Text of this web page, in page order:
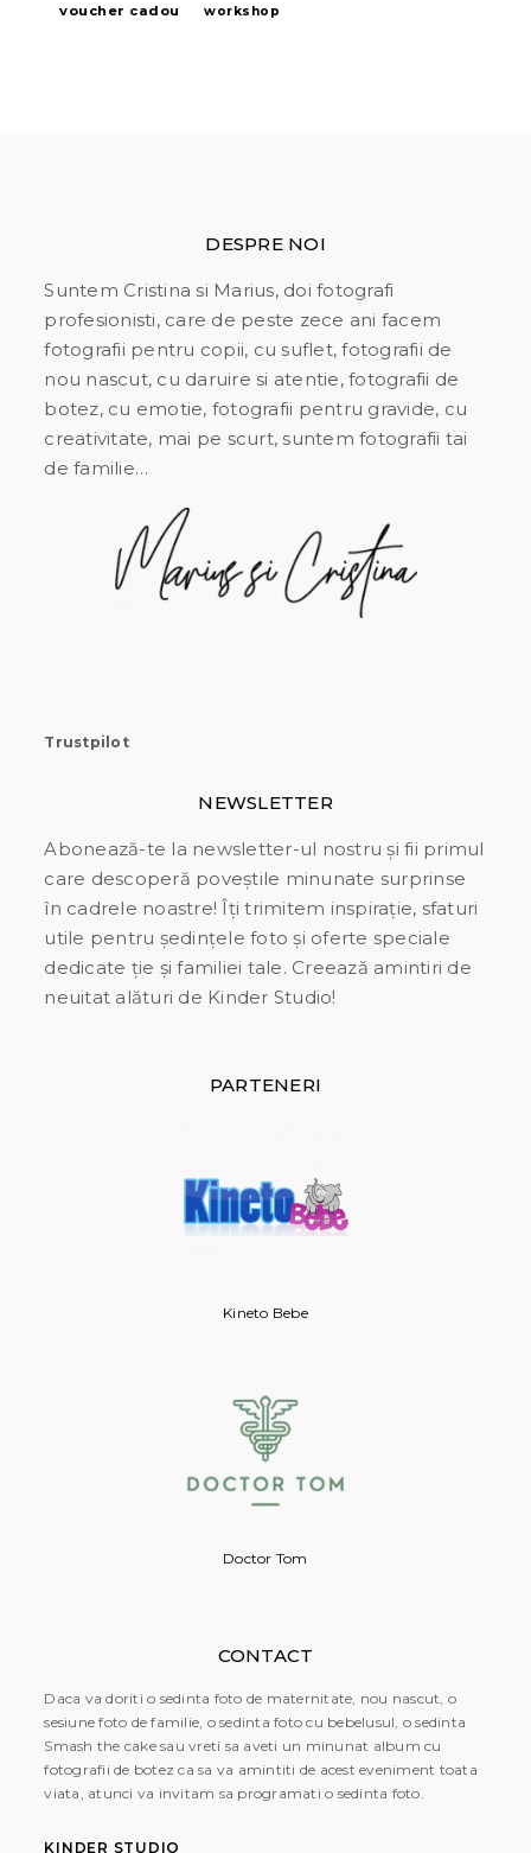
voucher cadou workshop
DESPRE NOI
Suntem Cristina si Marius, doi fotografi
profesionisti, care de peste zece ani facem
fotografii pentru copii, cu suflet, fotografii de
nou nascut, cu daruire si atentie, fotografii de
botez, cu emotie, fotografii pentru gravide, cu
creativitate, mai pe scurt, suntem fotografii tai
de familie…
Trustpilot
NEWSLETTER
Abonează-te la newsletter-ul nostru și fii primul
care descoperă poveștile minunate surprinse
în cadrele noastre! Îți trimitem inspirație, sfaturi
utile pentru ședințele foto și oferte speciale
dedicate ție și familiei tale. Creează amintiri de
neuitat alături de Kinder Studio!
PARTENERI
Kineto Bebe
Doctor Tom
CONTACT
Daca va doriti o sedinta foto de maternitate, nou nascut, o
sesiune foto de familie, o sedinta foto cu bebelusul, o sedinta
Smash the cake sau vreti sa aveti un minunat album cu
fotografii de botez ca sa va amintiti de acest eveniment toata
viata, atunci va invitam sa programati o sedinta foto.
KINDER STUDIO